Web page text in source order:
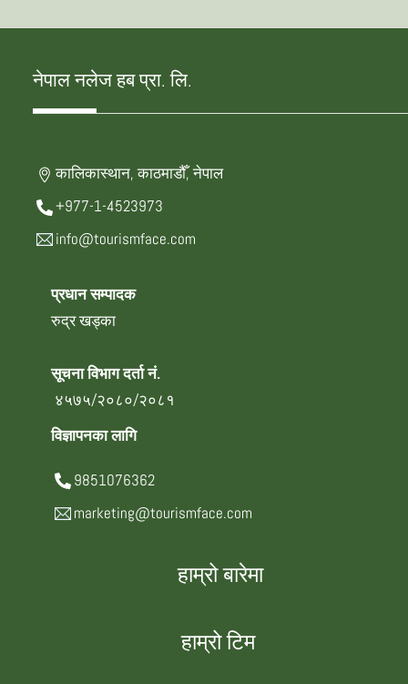
नेपाल नलेज हब प्रा. लि.
कालिकास्थान, काठमाडौँ, नेपाल
+977-1-4523973
info@tourismface.com
प्रधान सम्पादक
रुद्र खड्का
सूचना विभाग दर्ता नं.
४५७५/२०८०/२०८१
विज्ञापनका लागि
9851076362
marketing@tourismface.com
हाम्रो बारेमा
हाम्रो टिम